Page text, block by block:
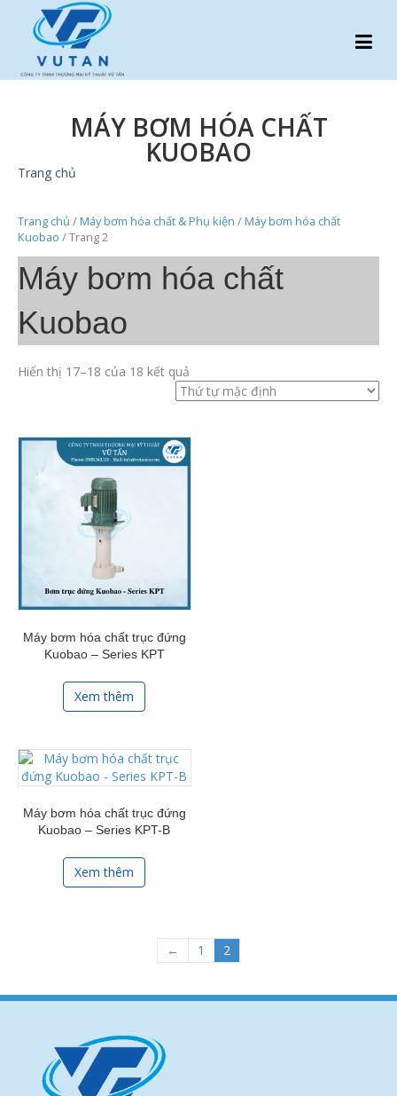
MÁY BƠM HÓA CHẤT
KUOBAO
Trang chủ
Trang chủ /Máy bơm hóa chất & Phụ kiện /Máy bơm hóa chất
Kuobao / Trang 2
Máy bơm hóa chất
Kuobao
Hiển thị 17–18 của 18 kết quả
Máy bơm hóa chất trục đứng
Kuobao – Series KPT
Xem thêm
Máy bơm hóa chất trục đứng
Kuobao – Series KPT-B
Xem thêm
← 1 2